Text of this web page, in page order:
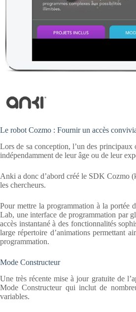
Le robot Cozmo : Fournir un accès
Lors de sa conception, l’un des
indépendamment de leur âge ou de leur
Anki a donc d’abord créé le SDK Cozmo
les chercheurs.
Pour mettre la programmation à la portée
Lab, une interface de programmation par
accès instantané à des fonctionnalités
large répertoire d’animations permettant
programmation.
Mode Constructeur
Une très récente mise à jour gratuite de
Mode Constructeur qui inclut de
variables.